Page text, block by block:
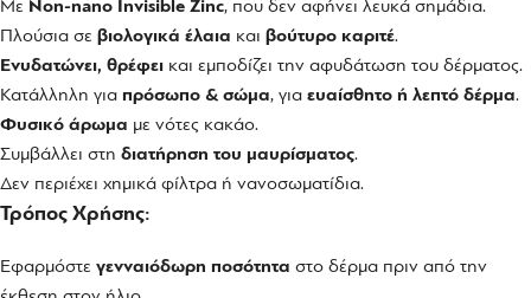
Με Non-nano Invisible Zinc, που δεν αφήνει λευκά σημάδια.
Πλούσια σε βιολογικά έλαια και βούτυρο καριτέ.
Ενυδατώνει, θρέφει και εμποδίζει την αφυδάτωση του δέρματος.
Κατάλληλη για πρόσωπο & σώμα, για ευαίσθητο ή λεπτό δέρμα.
Φυσικό άρωμα με νότες κακάο.
Συμβάλλει στη διατήρηση του μαυρίσματος.
Δεν περιέχει χημικά φίλτρα ή νανοσωματίδια.
Τρόπος Χρήσης:
Εφαρμόστε γενναιόδωρη ποσότητα στο δέρμα πριν από την